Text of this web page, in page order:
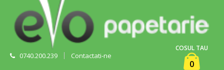
0740.200.239 Contactati-ne
COSUL TAU
0